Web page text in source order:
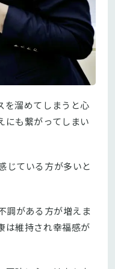
を溜めてしまうと心
にも繋がってしまい
じている方が多いと
調がある方が増えま
は維持され幸福感が